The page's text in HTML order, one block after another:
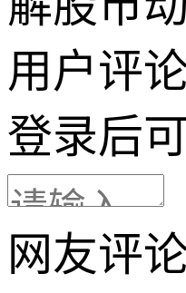
用户评
登录后
网友评